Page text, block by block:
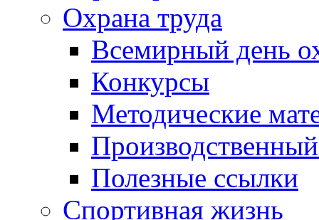
Охрана труда
Всемирный день
Конкурсы
Методические
Полезные ссылки
Спортивная жизнь